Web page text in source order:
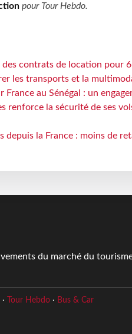
pour Tour Hebdo.
des contrats de location pour
les transports et la
France au Sénégal : un
renforce la sécurité de ses
depuis la France : moins de
du marché du
· Tour Hebdo· Bus & Car